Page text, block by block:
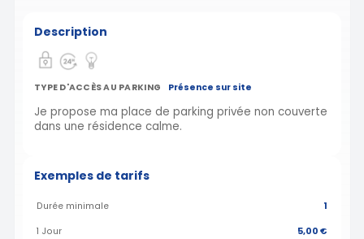
Description
TYPE D'ACCÈS AU PARKING Présence sur site
Je propose ma place de parking privée non couverte
dans une résidence calme.
Exemples de tarifs
Durée minimale 1
1 Jour 5,00 €